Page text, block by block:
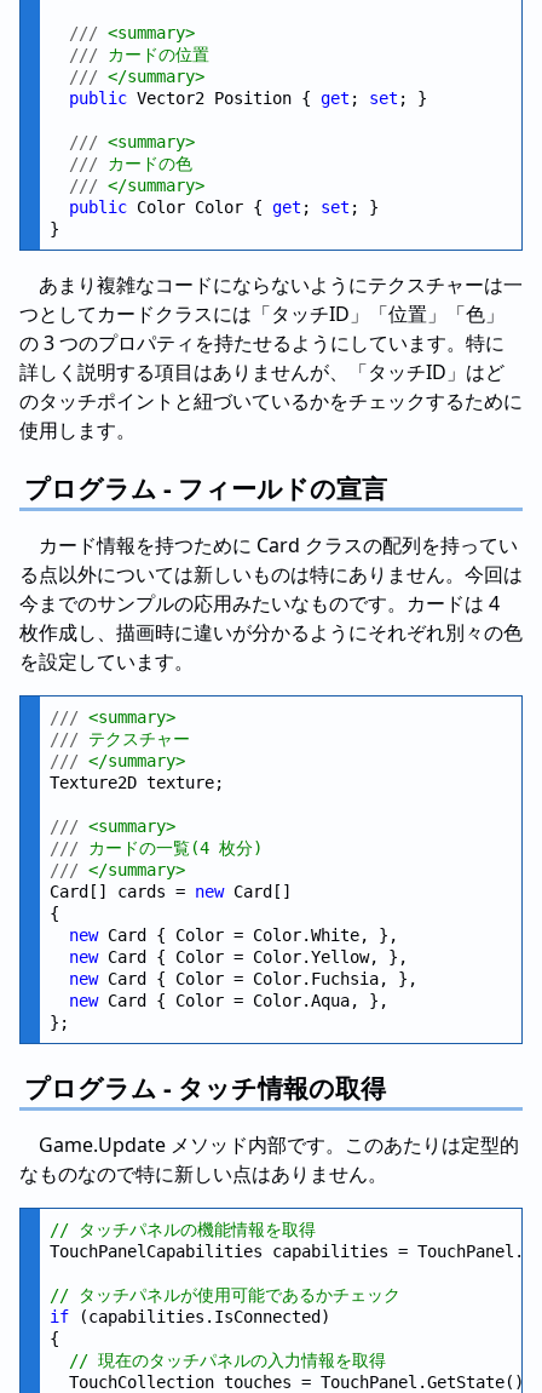
/// <summary>
/// カードの位置
/// </summary>
public Vector2 Position { get ; set ; }
/// <summary>
/// カードの色
/// </summary>
public Color Color { get ; set ; }
あまり複雑なコードにならないようにテクスチャーは一
つとしてカードクラスには「タッチID」「位置」「色」
の 3 つのプロパティを持たせるようにしています。特に
詳しく説明する項目はありませんが、「タッチID」はど
のタッチポイントと紐づいているかをチェックするために
使用します。
プログラム - フィールドの宣言
カード情報を持つために Card クラスの配列を持ってい
る点以外については新しいものは特にありません。今回は
今までのサンプルの応用みたいなものです。カードは 4
枚作成し、描画時に違いが分かるようにそれぞれ別々の色
を設定しています。
/// <summary>
/// テクスチャー
/// </summary>
Texture2D texture;
/// <summary>
/// カードの一覧(4 枚分)
/// </summary>
Card[] cards = new Card[]
{
new Card { Color = Color.White, },
new Card { Color = Color.Yellow, },
new Card { Color = Color.Fuchsia, },
new Card { Color = Color.Aqua, },
プログラム - タッチ情報の取得
Game.Update メソッド内部です。このあたりは定型的
なものなので特に新しい点はありません。
// タッチパネルの機能情報を取得
TouchPanelCapabilities capabilities =
// タッチパネルが使用可能であるかチェック
if (capabilities.IsConnected)
{
// 現在のタッチパネルの入力情報を取得
  TouchCollection touches = TouchPanel.GetState();